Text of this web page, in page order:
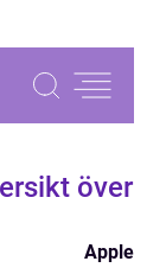
över
Apple